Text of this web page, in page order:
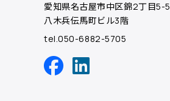
愛知県名古屋市中区錦2丁目5-5
八木兵伝馬町ビル3階
tel.050-6882-5705